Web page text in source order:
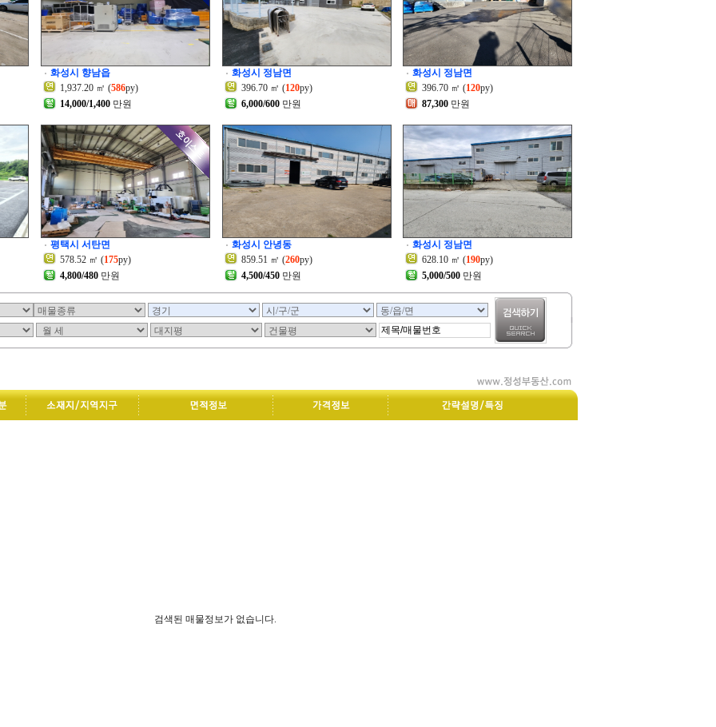
화성시 향남읍
1,937.20 ㎡ (586py)
14,000/1,400 만원
화성시 정남면
396.70 ㎡ (120py)
6,000/600만원
화성시 정남면
396.70 ㎡ (120py)
87,300만원
평택시 서탄면
578.52 ㎡ (175py)
4,800/480 만원
화성시 안녕동
859.51 ㎡ (260py)
4,500/450만원
화성시 정남면
628.10 ㎡ (190py)
5,000/500만원
검색된 매물정보가 없습니다.